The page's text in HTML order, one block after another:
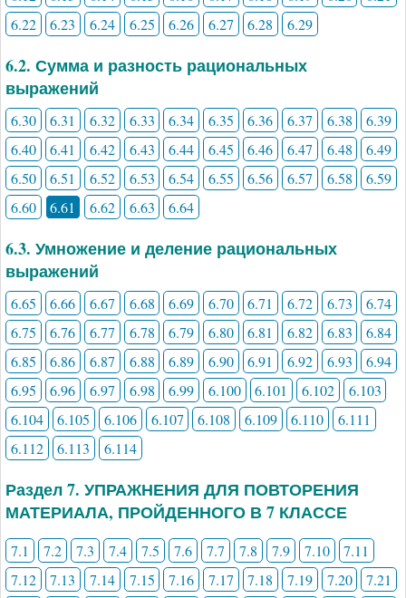
6.22
6.23 6.24 6.25 6.26 6.27 6.28 6.29
6.2. Сумма и разность рациональных
выражений
6.30 6.31 6.32 6.33 6.34 6.35 6.36 6.37 6.38
6.39
6.40
6.41 6.42 6.43 6.44 6.45 6.46 6.47 6.48
6.49
6.50
6.51 6.52 6.53 6.54 6.55 6.56 6.57 6.58
6.59
6.60
6.61 6.62 6.63 6.64
6.3. Умножение и деление рациональных
выражений
6.65 6.66 6.67 6.68 6.69 6.70 6.71 6.72 6.73
6.74
6.75
6.76 6.77 6.78 6.79 6.80 6.81 6.82 6.83
6.84
6.85
6.86 6.87 6.88 6.89 6.90 6.91 6.92 6.93
6.94
6.95
6.96 6.97 6.98 6.99 6.100 6.101 6.102
6.103
6.104
6.105 6.106 6.107 6.108 6.109 6.110
6.111
6.112
6.113 6.114
Раздел 7. УПРАЖНЕНИЯ ДЛЯ ПОВТОРЕНИЯ
МАТЕРИАЛА, ПРОЙДЕННОГО В 7 КЛАССЕ
7.1 7.2 7.3 7.4 7.5 7.6 7.7 7.8 7.9 7.10
7.11
7.12
7.13 7.14 7.15 7.16 7.17 7.18 7.19 7.20
7.21